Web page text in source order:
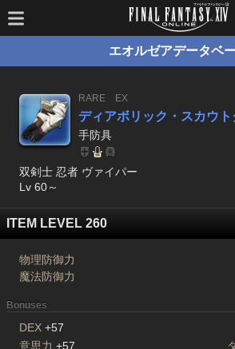
エオルゼアデータベ
RARE
EX
ディアボリック・スカウ
手防具
双剣士 忍者 ヴァイパー
Lv 60～
ITEM LEVEL 260
物理防御力
魔法防御力
Bonuses
DEX +57
意思力 +57